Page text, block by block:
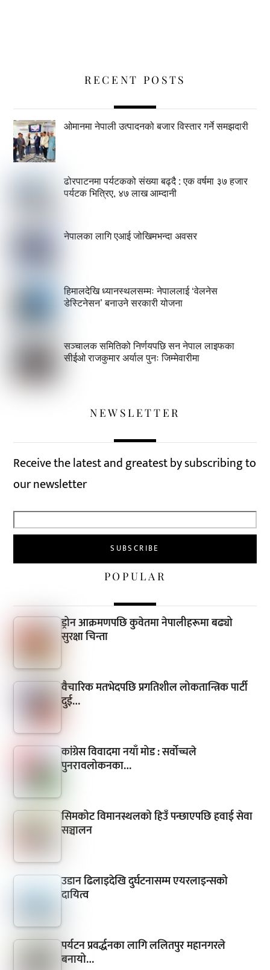
RECENT POSTS
ओमानमा नेपाली उत्पादनको बजार विस्तार गर्ने समझदारी
ढोरपाटनमा पर्यटकको संख्या बढ्दै : एक वर्षमा ३७ हजार
पर्यटक भित्रिए, ४७ लाख आम्दानी
नेपालका लागि एआई जोखिमभन्दा अवसर
हिमालदेखि ध्यानस्थलसम्मः नेपाललाई ‘वेलनेस
डेस्टिनेसन’ बनाउने सरकारी योजना
सञ्चालक समितिको निर्णयपछि सन नेपाल लाइफका
सीईओ राजकुमार अर्याल पुनः जिम्मेवारीमा
NEWSLETTER
Receive the latest and greatest by subscribing to
our newsletter
POPULAR
ड्रोन आक्रमणपछि कुवेतमा नेपालीहरूमा बढ्यो
सुरक्षा चिन्ता
वैचारिक मतभेदपछि प्रगतिशील लोकतान्त्रिक पार्टी
दुई…
कांग्रेस विवादमा नयाँ मोड : सर्वोच्चले
पुनरावलोकनका…
सिमकोट विमानस्थलको हिउँ पन्छाएपछि हवाई सेवा
सञ्चालन
उडान ढिलाइदेखि दुर्घटनासम्म एयरलाइन्सको
दायित्व
पर्यटन प्रवर्द्धनका लागि ललितपुर महानगरले
बनायो…